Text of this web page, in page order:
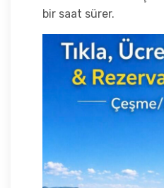
bir saat sürer.